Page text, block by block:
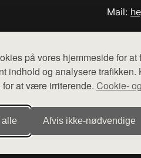
på vores hjemmeside for
indhold og analysere trafikken.
at være irriterende. Cookie-
alle Afvis ikke‑nødvendige
Mail:
Der sælges ikke varer fra